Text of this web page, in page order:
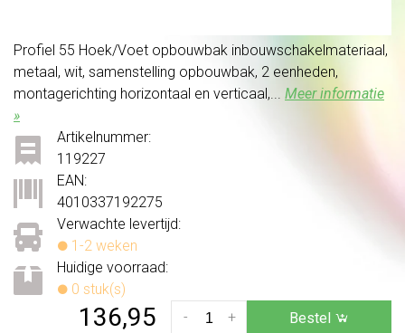
Profiel 55 Hoek/Voet opbouwbak inbouwschakelmateriaal,
metaal, wit, samenstelling opbouwbak, 2 eenheden,
montagerichting horizontaal en verticaal,... Meer informatie
»
Verwachte levertijd:
1-2 weken
Huidige voorraad:
0 stuk(s)
Artikelnummer:
119227
EAN:
4010337192275
136,95 +
- Bestel